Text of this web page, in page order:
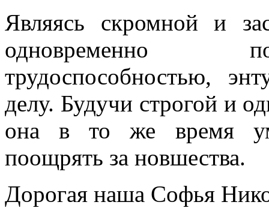
Являясь скромной и
одновременно
трудоспособностью,
делу. Будучи строгой и
она в то же время
поощрять за новшества.
Дорогая наша Софья